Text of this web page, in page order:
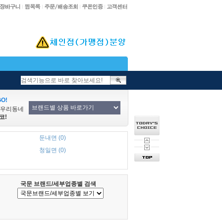
리동네
!
둔내면 (0)
청일면 (0)
국문 브랜드/세부업종별 검색